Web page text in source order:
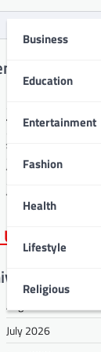
Business
Education
Entertainment
Fashion
Health
Lifestyle
Religious
Posts
भारतीय भाषाओं और
कठिनाइयों में भी
जिला उद्योग महाप्रबंधक
विश्व हिन्दी परिषद ने
August 2026
July 2026